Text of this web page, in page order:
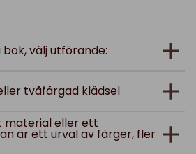
bok, välj utförande:
tvåfärgad klädsel
material eller ett
är ett urval av färger, fler